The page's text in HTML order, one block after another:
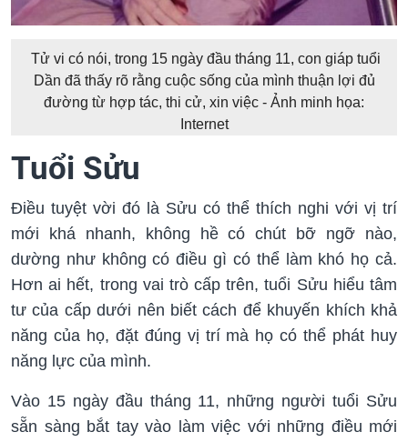
Tử vi có nói, trong 15 ngày đầu tháng 11, con giáp tuổi
Dần đã thấy rõ rằng cuộc sống của mình thuận lợi đủ
đường từ hợp tác, thi cử, xin việc - Ảnh minh họa:
Internet
Tuổi Sửu
Điều tuyệt vời đó là Sửu có thể thích nghi với vị trí
mới khá nhanh, không hề có chút bỡ ngỡ nào,
dường như không có điều gì có thể làm khó họ cả.
Hơn ai hết, trong vai trò cấp trên, tuổi Sửu hiểu tâm
tư của cấp dưới nên biết cách để khuyến khích khả
năng của họ, đặt đúng vị trí mà họ có thể phát huy
năng lực của mình.
Vào 15 ngày đầu tháng 11, những người tuổi Sửu
sẵn sàng bắt tay vào làm việc với những điều mới